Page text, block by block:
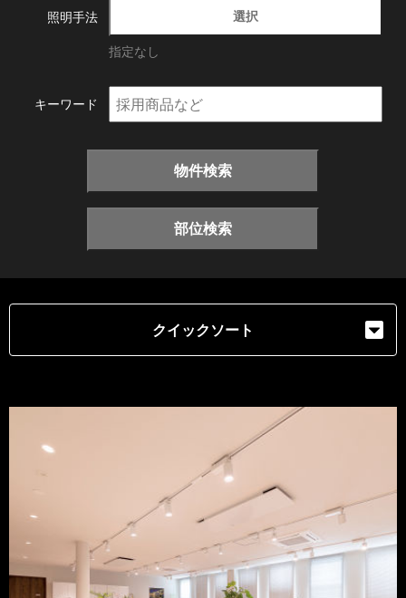
照明手法 選択
指定なし
キーワード
物件検索
部位検索
クイックソート